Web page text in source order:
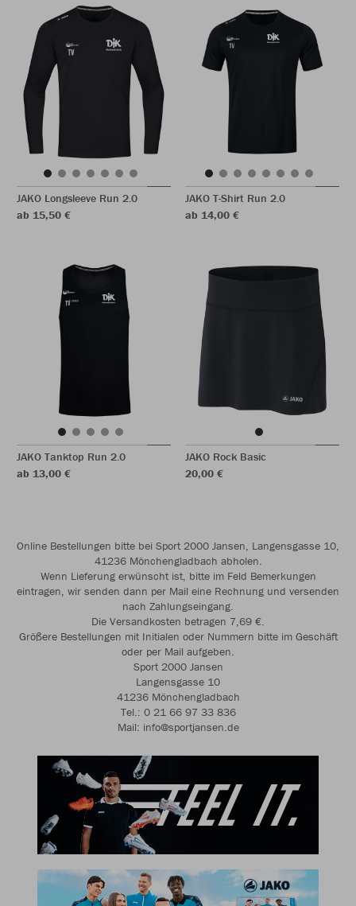
JAKO Longsleeve Run 2.0
ab 15,50 €
JAKO T-Shirt Run 2.0
ab 14,00 €
JAKO Tanktop Run 2.0
ab 13,00 €
JAKO Rock Basic
20,00 €
Online Bestellungen bitte bei Sport 2000 Jansen, Langensgasse 10,
41236 Mönchengladbach abholen.
Wenn Lieferung erwünscht ist, bitte im Feld Bemerkungen
eintragen, wir senden dann per Mail eine Rechnung und versenden
nach Zahlungseingang.
Die Versandkosten betragen 7,69 €.
Größere Bestellungen mit Initialen oder Nummern bitte im Geschäft
oder per Mail aufgeben.
Sport 2000 Jansen
Langensgasse 10
41236 Mönchengladbach
Tel.: 0 21 66 97 33 836
Mail: info@sportjansen.de